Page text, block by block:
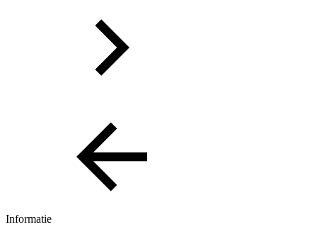
Informatie